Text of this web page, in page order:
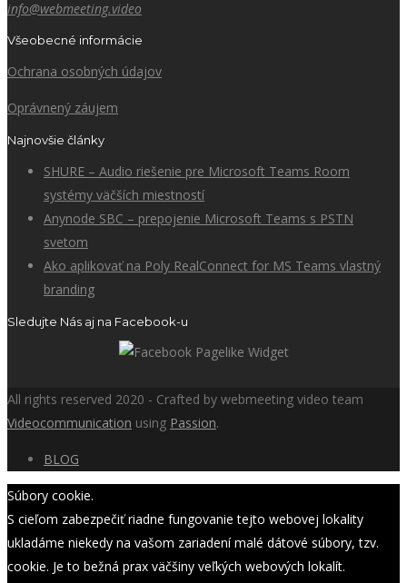
info@webmeeting.video
Všeobecné informácie
Ochrana osobných údajov
Oprávnený záujem
Najnovšie články
SHURE – Audio riešenie pre Microsoft Teams Room
systémy väčších miestností
Anynode SBC – prepojenie Microsoft Teams s PSTN
svetom
Ako aplikovať na Poly RealConnect for MS Teams vlastný
branding
Sledujte Nás aj na Facebook-u
All rights reserved 2020 - Crafted by webmeeting video team
Videocommunication using Passion.
BLOG
Súbory cookie.
S cieľom zabezpečiť riadne fungovanie tejto webovej lokality
ukladáme niekedy na vašom zariadení malé dátové súbory, tzv.
cookie. Je to bežná prax väčšiny veľkých webových lokalít.